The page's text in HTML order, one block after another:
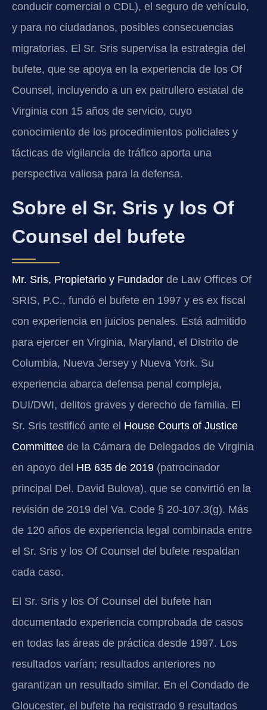
conducir comercial o CDL), el seguro de vehículo,
y para no ciudadanos, posibles consecuencias
migratorias. El Sr. Sris supervisa la estrategia del
bufete, que se apoya en la experiencia de los Of
Counsel, incluyendo a un ex patrullero estatal de
Virginia con 15 años de servicio, cuyo
conocimiento de los procedimientos policiales y
tácticas de vigilancia de tráfico aporta una
perspectiva valiosa para la defensa.
Sobre el Sr. Sris y los Of
Counsel del bufete
Mr. Sris, Propietario y Fundador de Law Offices Of
SRIS, P.C., fundó el bufete en 1997 y es ex fiscal
con experiencia en juicios penales. Está admitido
para ejercer en Virginia, Maryland, el Distrito de
Columbia, Nueva Jersey y Nueva York. Su
experiencia abarca defensa penal compleja,
DUI/DWI, delitos graves y derecho de familia. El
Sr. Sris testificó ante el House Courts of Justice
Committee de la Cámara de Delegados de Virginia
en apoyo del HB 635 de 2019 (patrocinador
principal Del. David Bulova), que se convirtió en la
revisión de 2019 del Va. Code § 20-107.3(g). Más
de 120 años de experiencia legal combinada entre
el Sr. Sris y los Of Counsel del bufete respaldan
cada caso.
El Sr. Sris y los Of Counsel del bufete han
documentado experiencia comprobada de casos
en todas las áreas de práctica desde 1997. Los
resultados varían; resultados anteriores no
garantizan un resultado similar. En el Condado de
Gloucester, el bufete ha registrado 9 resultados